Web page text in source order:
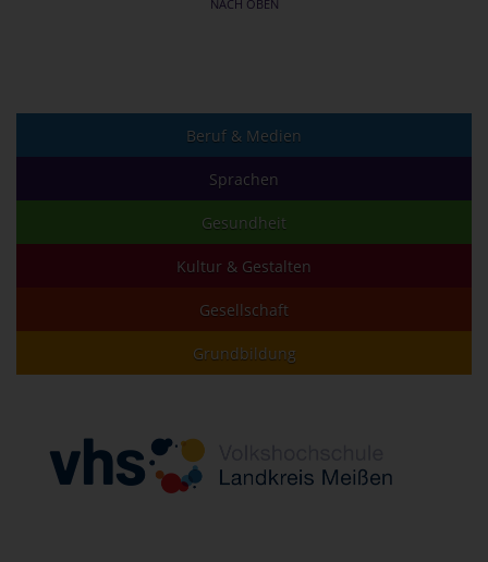
NACH OBEN
Beruf & Medien
Sprachen
Gesundheit
Kultur & Gestalten
Gesellschaft
Grundbildung